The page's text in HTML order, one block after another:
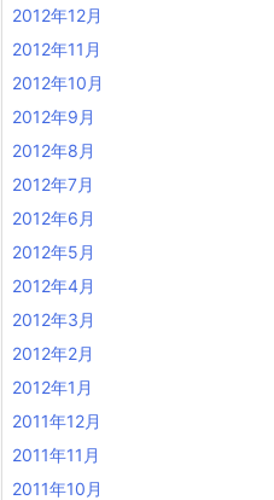
2012年12月
2012年11月
2012年10月
2012年9月
2012年8月
2012年7月
2012年6月
2012年5月
2012年4月
2012年3月
2012年2月
2012年1月
2011年12月
2011年11月
2011年10月